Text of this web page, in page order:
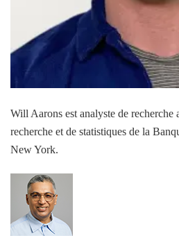
Will Aarons est analyste de recherche
recherche et de statistiques de la
New York.